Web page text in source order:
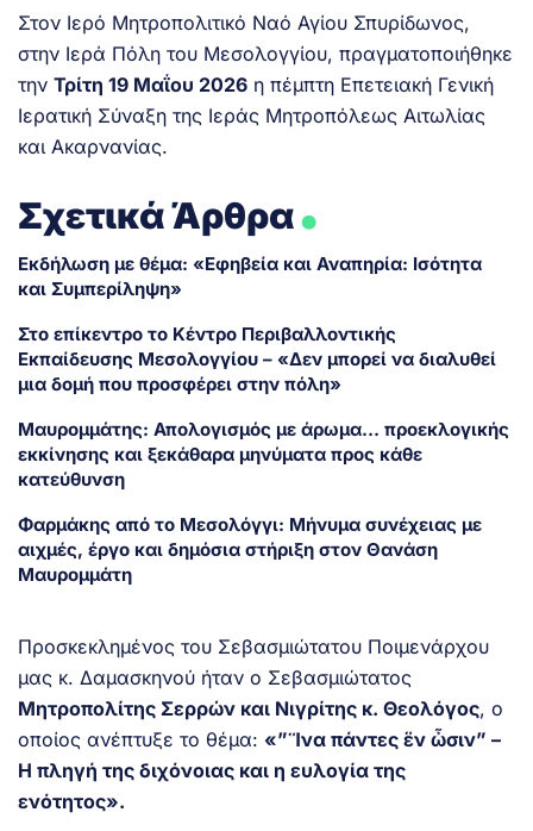
Στον Ιερό Μητροπολιτικό Ναό Αγίου Σπυρίδωνος,
στην Ιερά Πόλη του Μεσολογγίου, πραγματοποιήθηκε
την Τρίτη 19 Μαΐου 2026 η πέμπτη Επετειακή Γενική
Ιερατική Σύναξη της Ιεράς Μητροπόλεως Αιτωλίας
και Ακαρνανίας.
Σχετικά Άρθρα.
Εκδήλωση με θέμα: «Εφηβεία και Αναπηρία: Ισότητα
και Συμπερίληψη»
Στο επίκεντρο το Κέντρο Περιβαλλοντικής
Εκπαίδευσης Μεσολογγίου – «Δεν μπορεί να διαλυθεί
μια δομή που προσφέρει στην πόλη»
Μαυρομμάτης: Απολογισμός με άρωμα… προεκλογικής
εκκίνησης και ξεκάθαρα μηνύματα προς κάθε
κατεύθυνση
Φαρμάκης από το Μεσολόγγι: Μήνυμα συνέχειας με
αιχμές, έργο και δημόσια στήριξη στον Θανάση
Μαυρομμάτη
Προσκεκλημένος του Σεβασμιώτατου Ποιμενάρχου
μας κ. Δαμασκηνού ήταν ο Σεβασμιώτατος
Μητροπολίτης Σερρών και Νιγρίτης κ. Θεολόγος, ο
οποίος ανέπτυξε το θέμα: «”Ἵνα πάντες ἕν ὦσιν” –
Η πληγή της διχόνοιας και η ευλογία της
ενότητος».